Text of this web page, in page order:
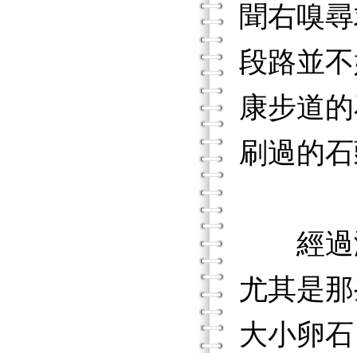
聞右嗅
段路並
康步道
刷過的
經過潮
尤其是
大小卵